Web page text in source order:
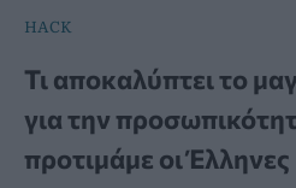
HACK
Τι αποκαλύπτει το
για την
προτιμάμε οι Έλληνες